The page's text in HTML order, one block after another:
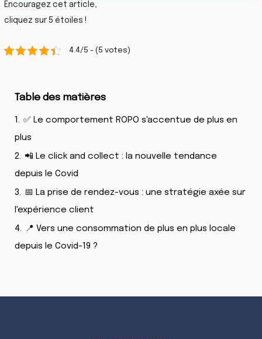
Encouragez cet article,
cliquez sur 5 étoiles !
4.4/5 - (5 votes)
Table des matières
1. ✅ Le comportement ROPO s'accentue de plus en
plus
2. 📲 Le click and collect : la nouvelle tendance
depuis le Covid
3. 📅 La prise de rendez-vous : une stratégie axée sur
l'expérience client
4. 📍 Vers une consommation de plus en plus locale
depuis le Covid-19 ?